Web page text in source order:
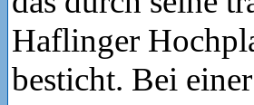
Haflinger
besticht. Bei